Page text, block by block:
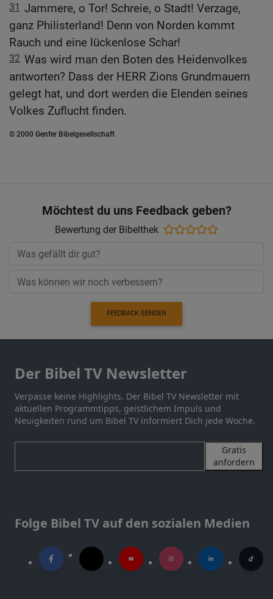
31 Jammere, o Tor! Schreie, o Stadt! Verzage,
ganz Philisterland! Denn von Norden kommt
Rauch und eine lückenlose Schar!
32 Was wird man den Boten des Heidenvolkes
antworten? Dass der HERR Zions Grundmauern
gelegt hat, und dort werden die Elenden seines
Volkes Zuflucht finden.
© 2000 Genfer Bibelgesellschaft
Möchtest du uns Feedback geben?
Bewertung der Bibelthek
FEEDBACK SENDEN
Der Bibel TV Newsletter
Verpasse keine Highlights. Der Bibel TV Newsletter mit
aktuellen Programmtipps, geistlichem Impuls und
Neuigkeiten rund um Bibel TV informiert Dich jede Woche.
Gratis
anfordern
Folge Bibel TV auf den sozialen Medien